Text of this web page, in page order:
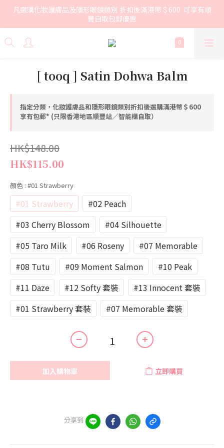
凡選購化妝護膚品及隱形眼鏡類別 折扣後滿港幣＄600  可享有順
豐自取包郵優惠
[ tooq ] Satin Dohwa Balm
指定分類，化妝護膚品和隱形眼鏡類別折扣後選購滿港幣＄600
享有包郵* (只限香港地區順豐站／智能櫃自取）
HK$148.00
HK$115.00
顏色 : #01 Strawberry
#01 Strawberry
#02 Peach
#03 Cherry Blossom
#04 Silhouette
#05 Taro Milk
#06 Roseny
#07 Memorable
#08 Tutu
#09 Moment Salmon
#10 Peak
#11 Daze
#12 Softy 套裝
#13 Innocent 套裝
#01 Strawberry 套裝
#07 Memorable 套裝
加入購物車 立即購買
分享到